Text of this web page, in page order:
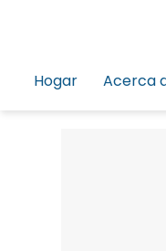
Hogar Acerca